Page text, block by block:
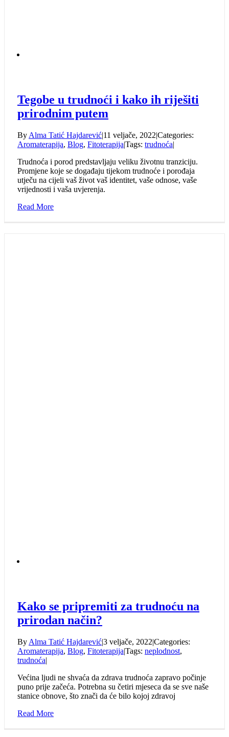
Tegobe u trudnoći i kako ih riješiti
prirodnim putem
By Alma Tatić Hajdarević|11 veljače, 2022|Categories:
Aromaterapija, Blog, Fitoterapija|Tags: trudnoća|
Trudnoća i porod predstavljaju veliku životnu tranziciju.
Promjene koje se događaju tijekom trudnoće i porođaja
utječu na cijeli vaš život vaš identitet, vaše odnose, vaše
vrijednosti i vaša uvjerenja.
Read More
Kako se pripremiti za trudnoću na
prirodan način?
By Alma Tatić Hajdarević|3 veljače, 2022|Categories:
Aromaterapija, Blog, Fitoterapija|Tags: neplodnost,
trudnoća|
Većina ljudi ne shvaća da zdrava trudnoća zapravo počinje
puno prije začeća. Potrebna su četiri mjeseca da se sve naše
stanice obnove, što znači da će bilo kojoj zdravoj
Read More